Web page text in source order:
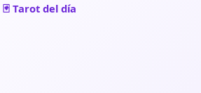
🃏 Tarot del día